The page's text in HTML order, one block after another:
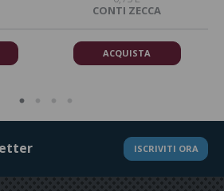
CONTI ZECCA
ACQUISTA
ISCRIVITI ORA